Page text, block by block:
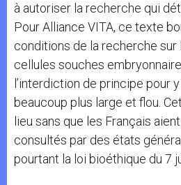
à autoriser la recherche qui
Pour Alliance VITA, ce texte
conditions de la recherche sur
cellules souches
l’interdiction de principe pour
beaucoup plus large et flou.
lieu sans que les Français
consultés par des états
pourtant la loi bioéthique du 7